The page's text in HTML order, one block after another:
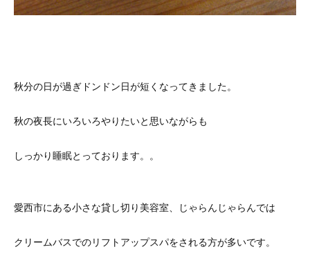
秋分の日が過ぎドンドン日が短くなってきました。
秋の夜長にいろいろやりたいと思いながらも
しっかり睡眠とっております。。
愛西市にある小さな貸し切り美容室、じゃらんじゃらんでは
クリームバスでのリフトアップスパをされる方が多いです。